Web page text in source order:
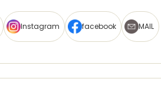
Instagram facebook MAIL